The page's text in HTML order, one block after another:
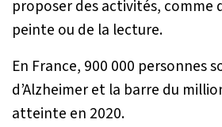
proposer des activités, comme
peinte ou de la lecture.
En France, 900 000 personnes
d’Alzheimer et la barre du
atteinte en 2020.